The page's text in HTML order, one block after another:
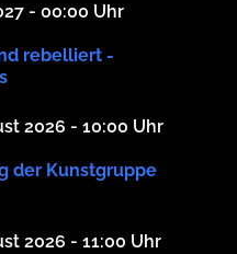
- 00:00 Uhr
rebelliert -
2026 - 10:00 Uhr
der Kunstgruppe
2026 - 11:00 Uhr